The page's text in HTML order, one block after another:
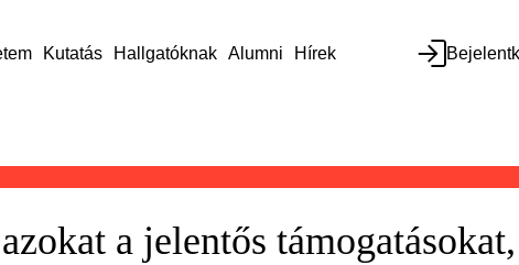
Kutatás Hallgatóknak Alumni Hírek
a jelentős